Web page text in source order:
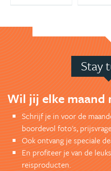
Stay
Wil jij elke maand
Schrijf je in voor de
boordevol foto's,
Ook ontvang je speciale
En profiteer je van de
reisproducten.